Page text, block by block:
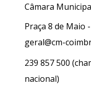
Câmara
Praça 8 de Maio
geral@cm-
239 857 500
nacional)